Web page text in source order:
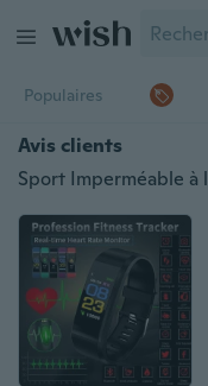
Populaires
Avis clients